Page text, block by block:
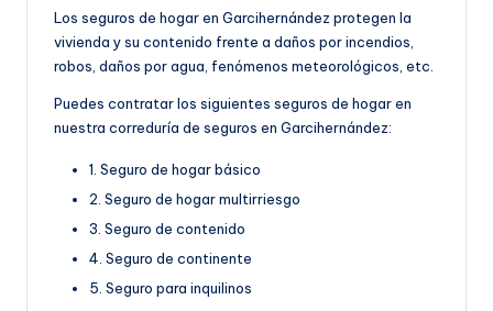
Los seguros de hogar en Garcihernández protegen la
vivienda y su contenido frente a daños por incendios,
robos, daños por agua, fenómenos meteorológicos, etc.
Puedes contratar los siguientes seguros de hogar en
nuestra correduría de seguros en Garcihernández:
1. Seguro de hogar básico
2. Seguro de hogar multirriesgo
3. Seguro de contenido
4. Seguro de continente
5. Seguro para inquilinos